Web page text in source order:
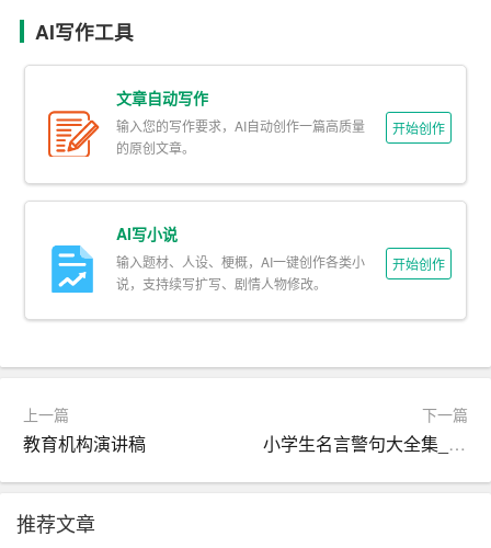
二、职业目标
基于自我认知，我为自己设定了明确的职业目标。短期目
标方面，我希望在未来两年内，能够在现有岗位上晋升为
部门主管，并考取相关的职业资格证书。中期目标则是五
年内，成为
公司中层管理者，并在行业内有一定的影响
力。长期目标则是十年内，成为公司高层管理者，甚至有
这些目标的设定，既符合我的个人兴趣和能力，也与公司
的发展方向相契合。我相信，只有将个人目标与公司目标
相结合，才能实现职业生涯的可持续发展。
三、路径规划
有了明确的目标，接下来就是制定具体的路径规划。首
先，在专业技能方面，我计划通过参加培训、自学等方
式，不断提升自己的专业水平。同时，我也会积极参与公
司内部的各类项目，积累实践经验。
AI写作工具
文章自动写作
输入您的写作要求，AI自动创作一篇高质量
的原创文章。
开始创作
AI写小说
输入题材、人设、梗概，AI一键创作各类小
说，支持续写扩写、剧情人物修改。
开始创作
上一篇
教育机构演讲稿
下一篇
小学生名言警句大全集_名言警句
推荐文章